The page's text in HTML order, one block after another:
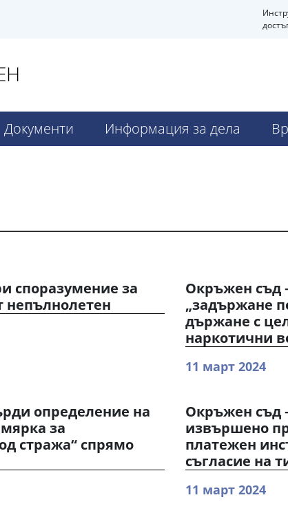
Документи Информация за дела
споразумение за
непълнолетен
Окръжен съд
„задържане
държане с
наркотични
11 март 2024
определение на
за
стража“ спрямо
Окръжен съд
извършено
платежен
съгласие на
11 март 2024